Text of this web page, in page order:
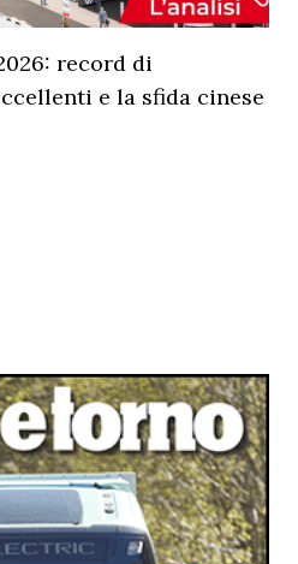
record di
e la sfida cinese